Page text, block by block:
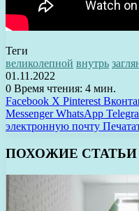
Теги
великолепной внутрь
01.11.2022
0 Время чтения: 4 мин.
Facebook X Pinterest
Messenger WhatsApp
электронную почту
ПОХОЖИЕ СТАТЬИ